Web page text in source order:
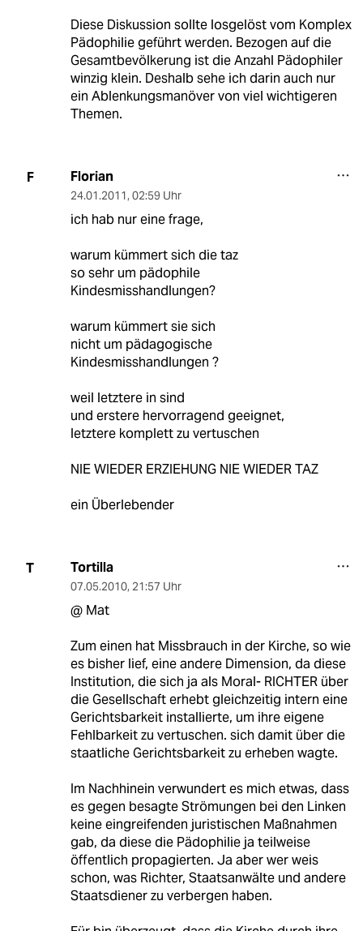
Diese Diskussion sollte losgelöst vom Komplex
Pädophilie geführt werden. Bezogen auf die
Gesamtbevölkerung ist die Anzahl Pädophiler
winzig klein. Deshalb sehe ich darin auch nur
ein Ablenkungsmanöver von viel wichtigeren
Themen.
F Florian
24.01.2011, 02:59 Uhr
ich hab nur eine frage,
warum kümmert sich die taz
so sehr um pädophile
Kindesmisshandlungen?
warum kümmert sie sich
nicht um pädagogische
Kindesmisshandlungen ?
weil letztere in sind
und erstere hervorragend geeignet,
letztere komplett zu vertuschen
NIE WIEDER ERZIEHUNG NIE WIEDER TAZ
ein Überlebender
T Tortilla
07.05.2010, 21:57 Uhr
@ Mat
Zum einen hat Missbrauch in der Kirche, so wie
es bisher lief, eine andere Dimension, da diese
Institution, die sich ja als Moral- RICHTER über
die Gesellschaft erhebt gleichzeitig intern eine
Gerichtsbarkeit installierte, um ihre eigene
Fehlbarkeit zu vertuschen. sich damit über die
staatliche Gerichtsbarkeit zu erheben wagte.
Im Nachhinein verwundert es mich etwas, dass
es gegen besagte Strömungen bei den Linken
keine eingreifenden juristischen Maßnahmen
gab, da diese die Pädophilie ja teilweise
öffentlich propagierten. Ja aber wer weis
schon, was Richter, Staatsanwälte und andere
Staatsdiener zu verbergen haben.